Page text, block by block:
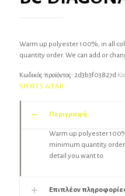
Warm up polyester 100%, in all
quantity order. We can add or
Κωδικός προϊόντος: 2d3b3f03827d
SPORTS WEAR
Περιγραφή
Warm up polyester
minimum quantity
detail you want to.
Επιπλέον